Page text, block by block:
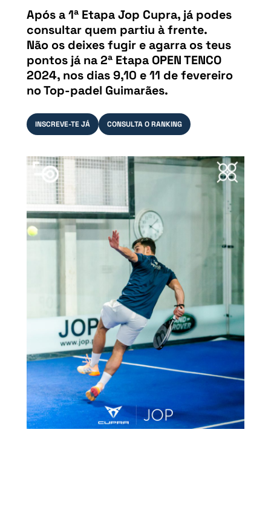
Após a 1ª Etapa Jop Cupra, já podes
consultar quem partiu à frente.
Não os deixes fugir e agarra os teus
pontos já na 2ª Etapa OPEN TENCO
2024, nos dias 9,10 e 11 de fevereiro
no Top-padel Guimarães.
INSCREVE-TE JÁ CONSULTA O RANKING